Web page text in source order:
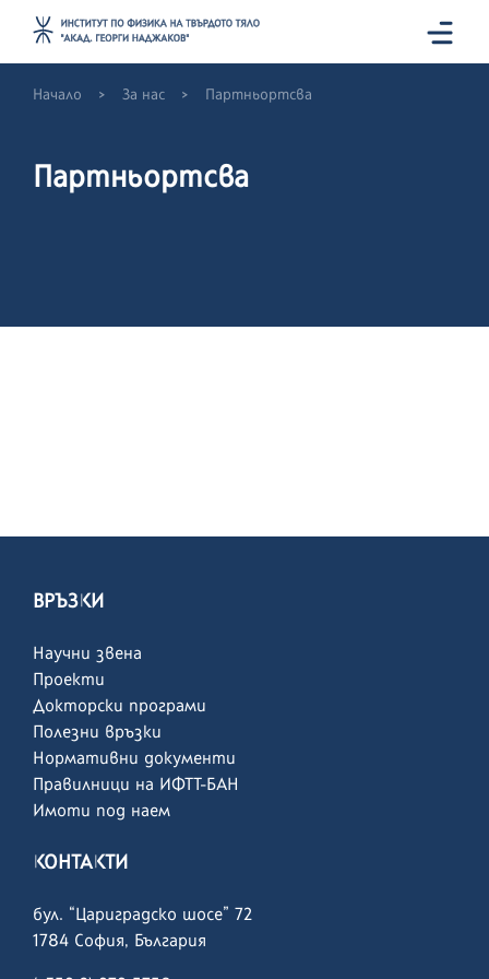
Начало > За нас > Партньортсва
Партньортсва
ВРЪЗКИ
Научни звена
Проекти
Докторски програми
Полезни връзки
Нормативни документи
Правилници на ИФТТ-БАН
Имоти под наем
КОНТАКТИ
бул. “Цариградско шосе” 72
1784 София, България